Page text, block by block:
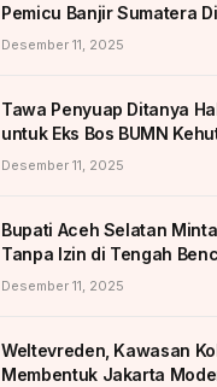
Pemicu Banjir Sumatera
Desember 11, 2025
Tawa Penyuap Ditanya
untuk Eks Bos BUMN
Desember 11, 2025
Bupati Aceh Selatan
Tanpa Izin di Tengah
Desember 11, 2025
Weltevreden, Kawasan
Membentuk Jakarta